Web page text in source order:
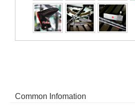
Common Infomation